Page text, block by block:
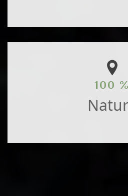
100 %